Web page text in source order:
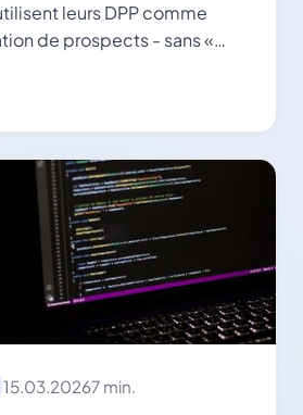
leurs DPP comme
de prospects - sans «
15.03.20267 min.